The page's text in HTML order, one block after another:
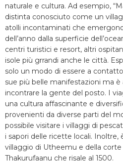
naturale e cultura. Ad esempio,
distinta conosciuto come un
atolli incontaminati che
dell’anno dalla superficie
centri turistici e resort, altri
isole più grrandi anche le città.
solo un modo di essere a
sue più belle manifestazioni ma è
incontrare la gente del posto. I
una cultura affascinante e
provenienti da diverse parti del
possibile visitare i villaggi di
i sapori delle ricette locali. Inoltre,
villaggio di Utheemu e della
Thakurufaanu che risale al 1500.